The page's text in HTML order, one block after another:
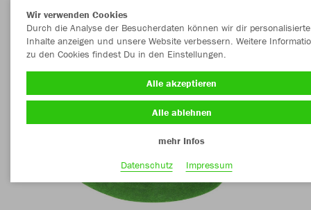
Wir verwenden Cookies
Durch die Analyse der Besucherdaten können wir dir personalisierte
Inhalte anzeigen und unsere Website verbessern. Weitere
zu den Cookies findest Du in den Einstellungen.
Alle akzeptieren
Alle ablehnen
mehr Infos
Datenschutz
Impressum